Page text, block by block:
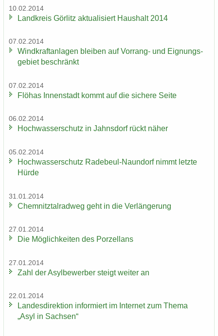
10.02.2014
Land­kreis Gör­litz ak­tua­li­siert Haus­halt 2014
07.02.2014
Wind­kraft­an­la­gen blei­ben auf Vorrang-​ und Eig­nungs­
ge­biet be­schränkt
07.02.2014
Flöhas In­nen­stadt kommt auf die si­che­re Seite
06.02.2014
Hoch­was­ser­schutz in Jahns­dorf rückt näher
05.02.2014
Hoch­was­ser­schutz Radebeul-​Naundorf nimmt letz­te
Hürde
31.01.2014
Chem­nitz­tal­rad­weg geht in die Ver­län­ge­rung
27.01.2014
Die Mög­lich­kei­ten des Por­zel­lans
27.01.2014
Zahl der Asyl­be­wer­ber steigt wei­ter an
22.01.2014
Lan­des­di­rek­ti­on in­for­miert im In­ter­net zum Thema
„Asyl in Sach­sen“